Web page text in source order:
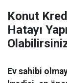
Konut
Hatayı
Ev sahibi